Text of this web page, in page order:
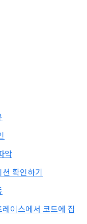
악
확인하기
이스에서 코드에 집